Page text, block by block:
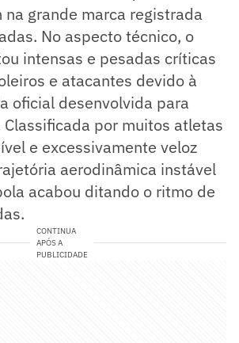
grande marca registrada
No aspecto técnico, o
intensas e pesadas críticas
e atacantes devido à
oficial desenvolvida para
por muitos atletas
e excessivamente veloz
aerodinâmica instável
acabou ditando o ritmo de
CONTINUA
APÓS A
PUBLICIDADE